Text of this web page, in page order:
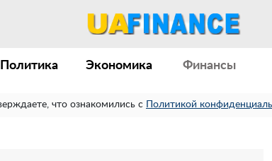
Политика Экономика Финансы
что ознакомились с Политикой